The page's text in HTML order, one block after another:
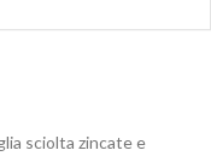
sciolta zincate e